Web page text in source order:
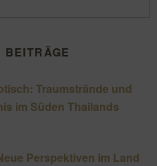
Traumstrände und
im Süden Thailands
Perspektiven im Land